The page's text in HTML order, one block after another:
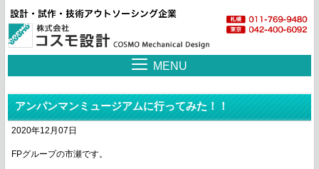
MENU
アンパンマンミュージアムに行ってみた！！
2020年12月07日
FPグループの市瀬です。